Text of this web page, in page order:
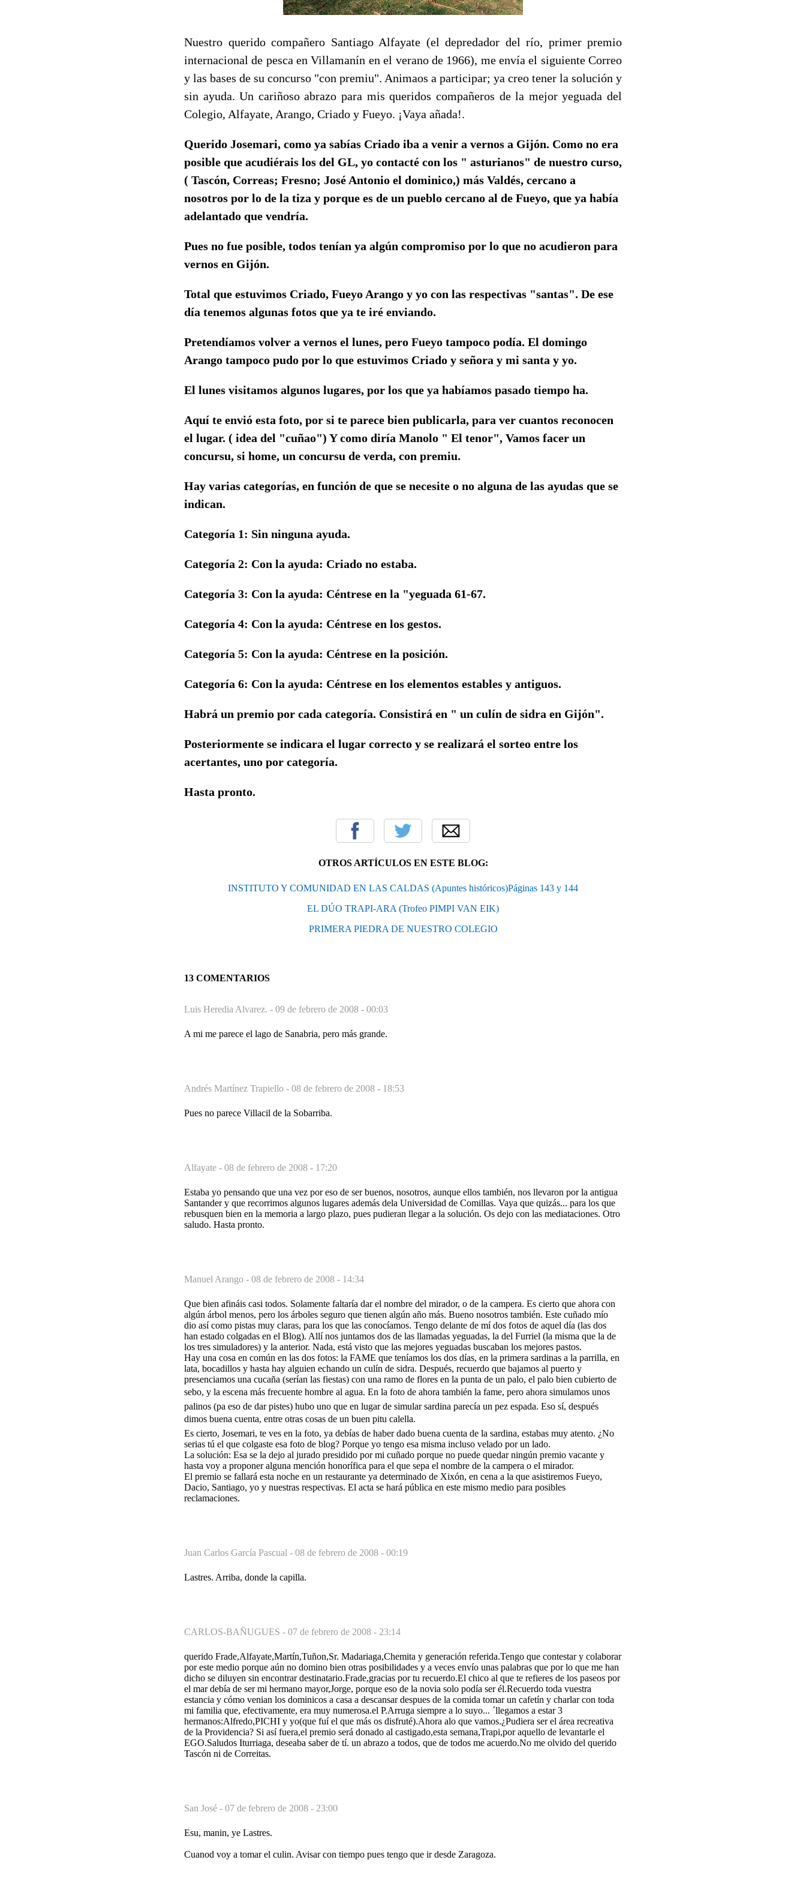
Nuestro querido compañero Santiago Alfayate (el depredador del río, primer premio
internacional de pesca en Villamanín en el verano de 1966), me envía el siguiente Correo
y las bases de su concurso "con premiu". Animaos a participar; ya creo tener la solución y
sin ayuda. Un cariñoso abrazo para mis queridos compañeros de la mejor yeguada del
Colegio, Alfayate, Arango, Criado y Fueyo. ¡Vaya añada!.
Querido Josemari, como ya sabías Criado iba a venir a vernos a Gijón. Como no era
posible que acudiérais los del GL, yo contacté con los " asturianos" de nuestro curso,
( Tascón, Correas; Fresno; José Antonio el dominico,) más Valdés, cercano a
nosotros por lo de la tiza y porque es de un pueblo cercano al de Fueyo, que ya había
adelantado que vendría.
Pues no fue posible, todos tenían ya algún compromiso por lo que no acudieron para
vernos en Gijón.
Total que estuvimos Criado, Fueyo Arango y yo con las respectivas "santas". De ese
día tenemos algunas fotos que ya te iré enviando.
Pretendíamos volver a vernos el lunes, pero Fueyo tampoco podía. El domingo
Arango tampoco pudo por lo que estuvimos Criado y señora y mi santa y yo.
El lunes visitamos algunos lugares, por los que ya habíamos pasado tiempo ha.
Aquí te envió esta foto, por si te parece bien publicarla, para ver cuantos reconocen
el lugar. ( idea del "cuñao") Y como diría Manolo " El tenor", Vamos facer un
concursu, si home, un concursu de verda, con premiu.
Hay varias categorías, en función de que se necesite o no alguna de las ayudas que se
indican.
Categoría 1: Sin ninguna ayuda.
Categoría 2: Con la ayuda: Criado no estaba.
Categoría 3: Con la ayuda: Céntrese en la "yeguada 61-67.
Categoría 4: Con la ayuda: Céntrese en los gestos.
Categoría 5: Con la ayuda: Céntrese en la posición.
Categoría 6: Con la ayuda: Céntrese en los elementos estables y antiguos.
Habrá un premio por cada categoría. Consistirá en " un culín de sidra en Gijón".
Posteriormente se indicara el lugar correcto y se realizará el sorteo entre los
acertantes, uno por categoría.
Hasta pronto.
OTROS ARTÍCULOS EN ESTE BLOG:
INSTITUTO Y COMUNIDAD EN LAS CALDAS (Apuntes históricos)Páginas 143 y 144
EL DÚO TRAPI-ARA (Trofeo PIMPI VAN EIK)
PRIMERA PIEDRA DE NUESTRO COLEGIO
13 COMENTARIOS
Luis Heredia Alvarez. - 09 de febrero de 2008 - 00:03
A mi me parece el lago de Sanabria, pero más grande.
Andrés Martínez Trapiello - 08 de febrero de 2008 - 18:53
Pues no parece Villacil de la Sobarriba.
Alfayate - 08 de febrero de 2008 - 17:20
Estaba yo pensando que una vez por eso de ser buenos, nosotros, aunque ellos también, nos llevaron por la antigua
Santander y que recorrimos algunos lugares además dela Universidad de Comillas. Vaya que quizás... para los que
rebusquen bien en la memoria a largo plazo, pues pudieran llegar a la solución. Os dejo con las mediataciones. Otro
saludo. Hasta pronto.
Manuel Arango - 08 de febrero de 2008 - 14:34
Que bien afináis casi todos. Solamente faltaría dar el nombre del mirador, o de la campera. Es cierto que ahora con
algún árbol menos, pero los árboles seguro que tienen algún año más. Bueno nosotros también. Este cuñado mío
dio así como pistas muy claras, para los que las conocíamos. Tengo delante de mí dos fotos de aquel día (las dos
han estado colgadas en el Blog). Allí nos juntamos dos de las llamadas yeguadas, la del Furriel (la misma que la de
los tres simuladores) y la anterior. Nada, está visto que las mejores yeguadas buscaban los mejores pastos.
Hay una cosa en común en las dos fotos: la FAME que teníamos los dos días, en la primera sardinas a la parrilla, en
lata, bocadillos y hasta hay alguien echando un culín de sidra. Después, recuerdo que bajamos al puerto y
presenciamos una cucaña (serían las fiestas) con una ramo de flores en la punta de un palo, el palo bien cubierto de
sebo, y la escena más frecuente hombre al agua. En la foto de ahora también la fame, pero ahora simulamos unos
palinos (pa eso de dar pistes) hubo uno que en lugar de simular sardina parecía un pez espada. Eso sí, después
dimos buena cuenta, entre otras cosas de un buen pitu calella.
Es cierto, Josemari, te ves en la foto, ya debías de haber dado buena cuenta de la sardina, estabas muy atento. ¿No
serias tú el que colgaste esa foto de blog? Porque yo tengo esa misma incluso velado por un lado.
La solución: Esa se la dejo al jurado presidido por mi cuñado porque no puede quedar ningún premio vacante y
hasta voy a proponer alguna mención honorífica para el que sepa el nombre de la campera o el mirador.
El premio se fallará esta noche en un restaurante ya determinado de Xixón, en cena a la que asistiremos Fueyo,
Dacio, Santiago, yo y nuestras respectivas. El acta se hará pública en este mismo medio para posibles
reclamaciones.
Juan Carlos García Pascual - 08 de febrero de 2008 - 00:19
Lastres. Arriba, donde la capilla.
CARLOS-BAÑUGUES - 07 de febrero de 2008 - 23:14
querido Frade,Alfayate,Martín,Tuñon,Sr. Madariaga,Chemita y generación referida.Tengo que contestar y colaborar
por este medio porque aún no domino bien otras posibilidades y a veces envío unas palabras que por lo que me han
dicho se diluyen sin encontrar destinatario.Frade,gracias por tu recuerdo.El chico al que te refieres de los paseos por
el mar debía de ser mi hermano mayor,Jorge, porque eso de la novia solo podía ser él.Recuerdo toda vuestra
estancia y cómo venian los dominicos a casa a descansar despues de la comida tomar un cafetín y charlar con toda
mi familia que, efectivamente, era muy numerosa.el P.Arruga siempre a lo suyo... ´llegamos a estar 3
hermanos:Alfredo,PICHI y yo(que fuí el que más os disfruté).Ahora alo que vamos.¿Pudiera ser el área recreativa
de la Providencia? Si así fuera,el premio será donado al castigado,esta semana,Trapi,por aquello de levantarle el
EGO.Saludos Iturriaga, deseaba saber de tí. un abrazo a todos, que de todos me acuerdo.No me olvido del querido
Tascón ni de Correitas.
San José - 07 de febrero de 2008 - 23:00
Esu, manin, ye Lastres.
Cuanod voy a tomar el culin. Avisar con tiempo pues tengo que ir desde Zaragoza.